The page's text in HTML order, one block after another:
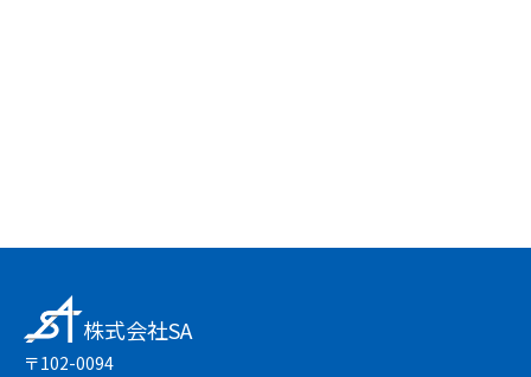
株式会社SA
〒102-0094